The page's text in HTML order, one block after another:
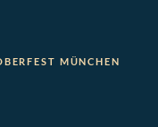
MÜNCHEN